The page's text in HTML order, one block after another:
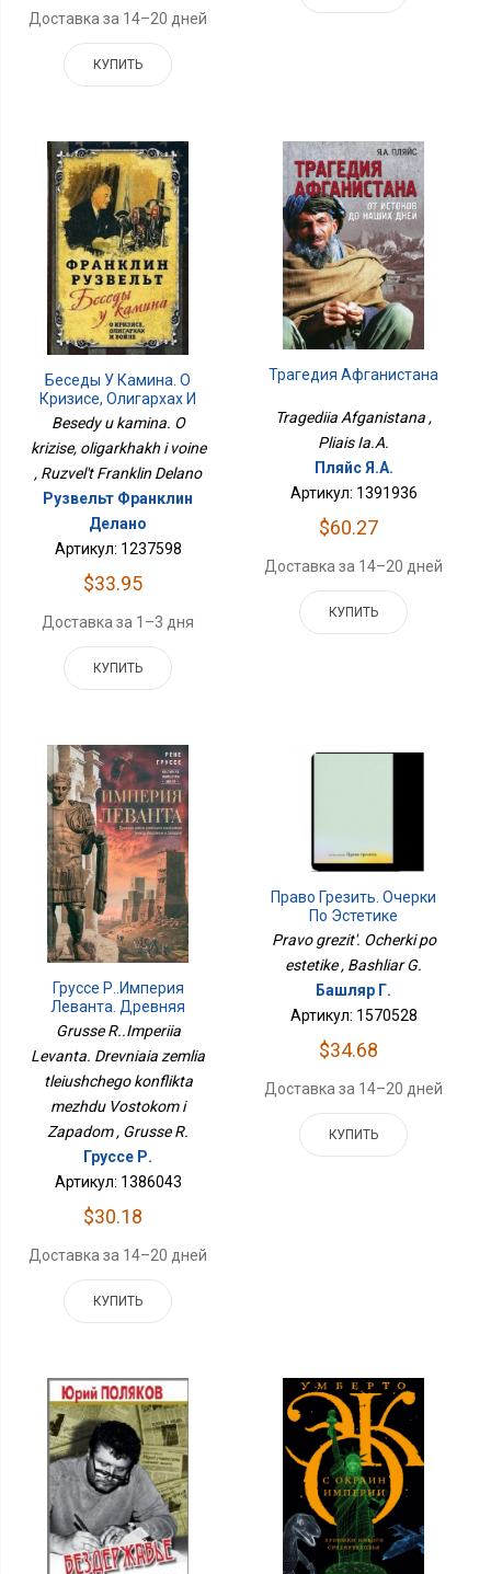
Доставка за 14–20 дней
КУПИТЬ
Беседы У Камина. О
Кризисе, Олигархах И
Войне
Besedy u kamina. O
krizise, oligarkhakh i voine
, Ruzvel't Franklin Delano
Рузвельт Франклин
Делано
Артикул: 1237598
$33.95
Доставка за 1–3 дня
КУПИТЬ
Трагедия Афганистана
Tragediia Afganistana ,
Pliais Ia.A.
Пляйс Я.А.
Артикул: 1391936
$60.27
Доставка за 14–20 дней
КУПИТЬ
Груссе Р..Империя
Леванта. Древняя
Земля Тлеющего
Конфликта Между
Востоком И Западом
Grusse R..Imperiia
Levanta. Drevniaia zemlia
tleiushchego konflikta
mezhdu Vostokom i
Zapadom , Grusse R.
Груссе Р.
Артикул: 1386043
$30.18
Доставка за 14–20 дней
КУПИТЬ
Право Грезить. Очерки
По Эстетике
Pravo grezit'. Ocherki po
estetike , Bashliar G.
Башляр Г.
Артикул: 1570528
$34.68
Доставка за 14–20 дней
КУПИТЬ